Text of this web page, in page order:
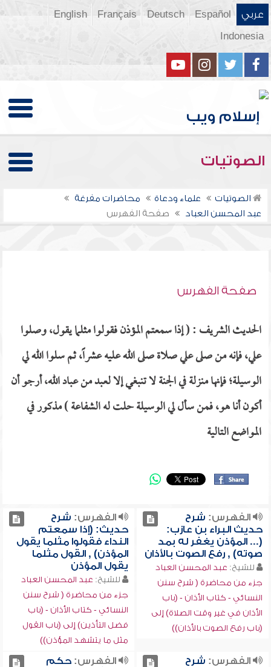
عربي Español
Deutsch
Français
English
Indonesia
الصوتيات
الصوتيات علماء ودعاة
محاضرات مفرغة
عبد المحسن العباد
صفحة الفهرس
صفحة الفهرس
الحديث الشريف : ( إذا سمعتم المؤذن فقولوا مثلما يقول، وصلوا
علي، فإنه من صلى علي صلاة صلى الله عليه عشراً، ثم سلوا الله لي
الوسيلة؛ فإنها منزلة في الجنة لا تنبغي إلا لعبد من عباد الله، أرجو أن
أكون أنا هو، فمن سأل لي الوسيلة حلت له الشفاعة ) مذكور في
المواضع التالية
الفهرس: شرح
حديث البراء بن عازب:
(... المؤذن يغفر له بمد
صوته) , رفع الصوت بالأذان
للشيخ: عبد المحسن العباد
جزء من محاضرة ( شرح سنن
النسائي - كتاب الأذان - (باب
الأذان في غير وقت الصلاة) إلى
(باب رفع الصوت بالأذان))
الفهرس: شرح
حديث: (إذا سمعتم
النداء فقولوا مثلما يقول
المؤذن) , القول مثلما
يقول المؤذن
للشيخ: عبد المحسن العباد
جزء من محاضرة ( شرح سنن
النسائي - كتاب الأذان - (باب
فضل التأذين) إلى (باب القول
مثل ما يتشهد المؤذن))
الفهرس: شرح
الفهرس:حكم